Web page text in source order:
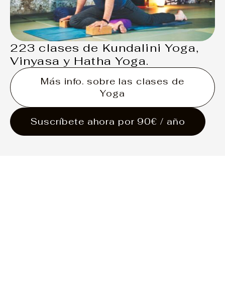
223 clases de Kundalini Yoga,
Vinyasa y Hatha Yoga.
Más info. sobre las clases de
Yoga
Suscríbete ahora por 90€ / año